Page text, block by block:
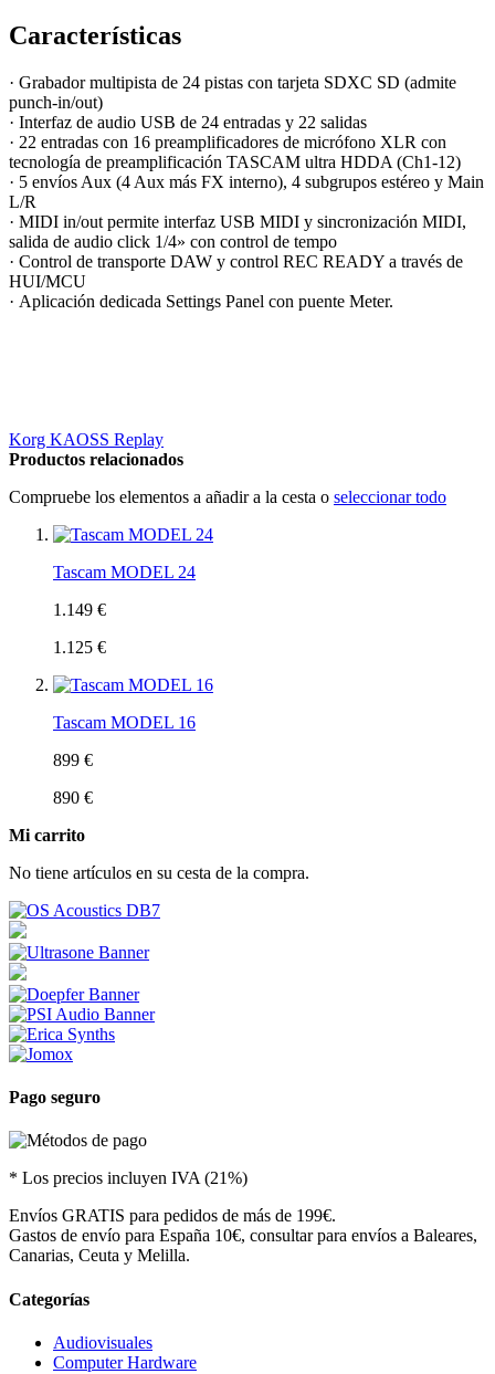
Características
· Grabador multipista de 24 pistas con tarjeta SDXC SD (admite
punch-in/out)
· Interfaz de audio USB de 24 entradas y 22 salidas
· 22 entradas con 16 preamplificadores de micrófono XLR con
tecnología de preamplificación TASCAM ultra HDDA (Ch1-12)
· 5 envíos Aux (4 Aux más FX interno), 4 subgrupos estéreo y Main
L/R
· MIDI in/out permite interfaz USB MIDI y sincronización MIDI,
salida de audio click 1/4» con control de tempo
· Control de transporte DAW y control REC READY a través de
HUI/MCU
· Aplicación dedicada Settings Panel con puente Meter.
Korg KAOSS Replay
Productos relacionados
Compruebe los elementos a añadir a la cesta o seleccionar todo
Tascam MODEL 24
1.149 €
1.125 €
Tascam MODEL 16
899 €
890 €
Mi carrito
No tiene artículos en su cesta de la compra.
Pago seguro
* Los precios incluyen IVA (21%)
Envíos GRATIS para pedidos de más de 199€.
Gastos de envío para España 10€, consultar para envíos a Baleares,
Canarias, Ceuta y Melilla.
Categorías
Audiovisuales
Computer Hardware